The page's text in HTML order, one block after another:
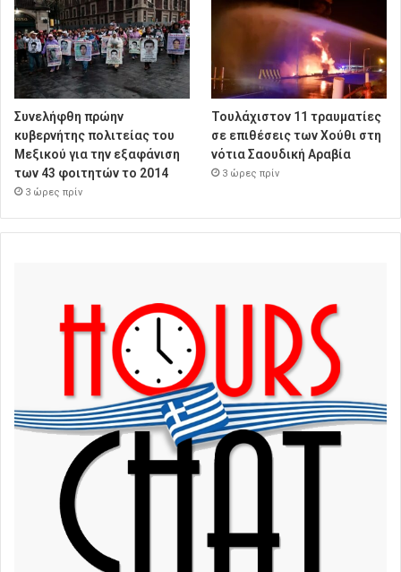
Συνελήφθη πρώην
κυβερνήτης πολιτείας του
Μεξικού για την εξαφάνιση
των 43 φοιτητών το 2014
3 ώρες πρίν
Τουλάχιστον 11 τραυματίες
σε επιθέσεις των Χούθι στη
νότια Σαουδική Αραβία
3 ώρες πρίν